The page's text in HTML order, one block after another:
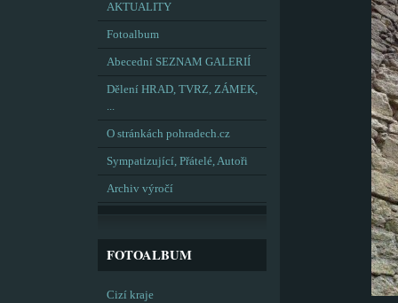
AKTUALITY
Fotoalbum
Abecední SEZNAM GALERIÍ
Dělení HRAD, TVRZ, ZÁMEK,
...
O stránkách pohradech.cz
Sympatizující, Přátelé, Autoři
Archiv výročí
FOTOALBUM
Cizí kraje